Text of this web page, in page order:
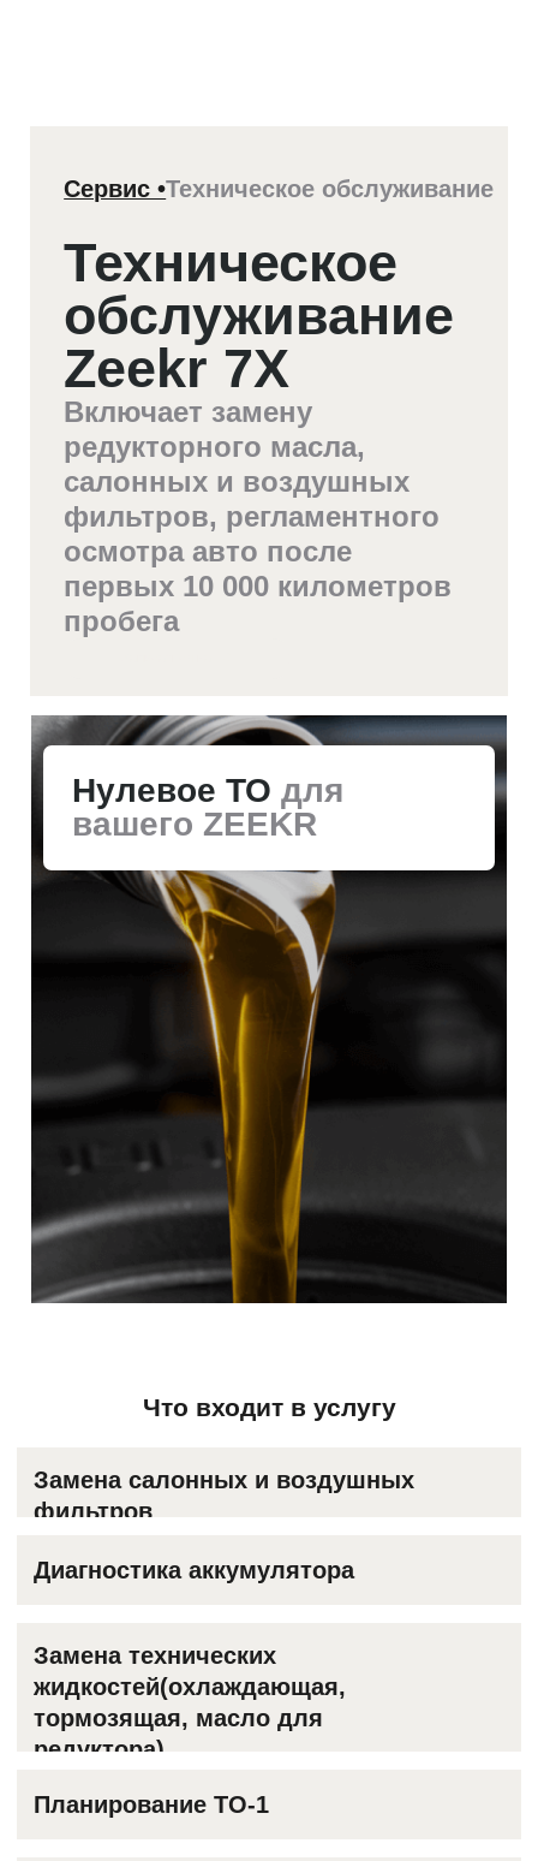
Техническое
Zeekr 7X
Включает замену
редукторного масла,
салонных и воздушных
фильтров, регламентного
осмотра авто после
первых 10 000 километров
пробега
Нулевое ТОдля
вашего ZEEKR
Записаться на ТО
Что входит в услугу
Замена салонных и воздушных
фильтров
Диагностика аккумулятора
жидкостей(охлаждающая,
тормозящая, масло для
редуктора)
Планирование ТО-1